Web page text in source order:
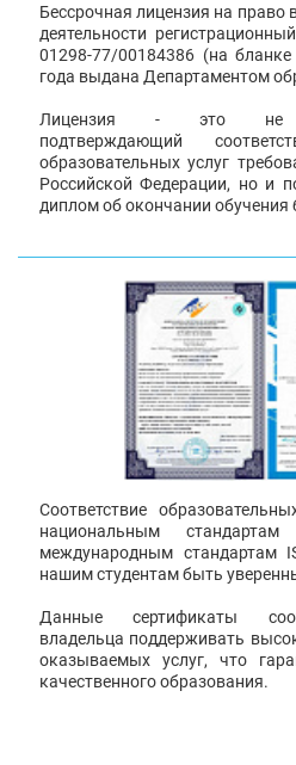
Бессрочная лицензия на право
деятельности
01298-77/00184386 (на
года выдана Департаментом
Лицензия - это не
подтверждающий
образовательных услуг
Российской Федерации, но и
диплом об окончании обучения
Соответствие
национальным
международным стандартам
нашим студентам быть
Данные сертификаты
владельца поддерживать
оказываемых услуг, что
качественного образования.